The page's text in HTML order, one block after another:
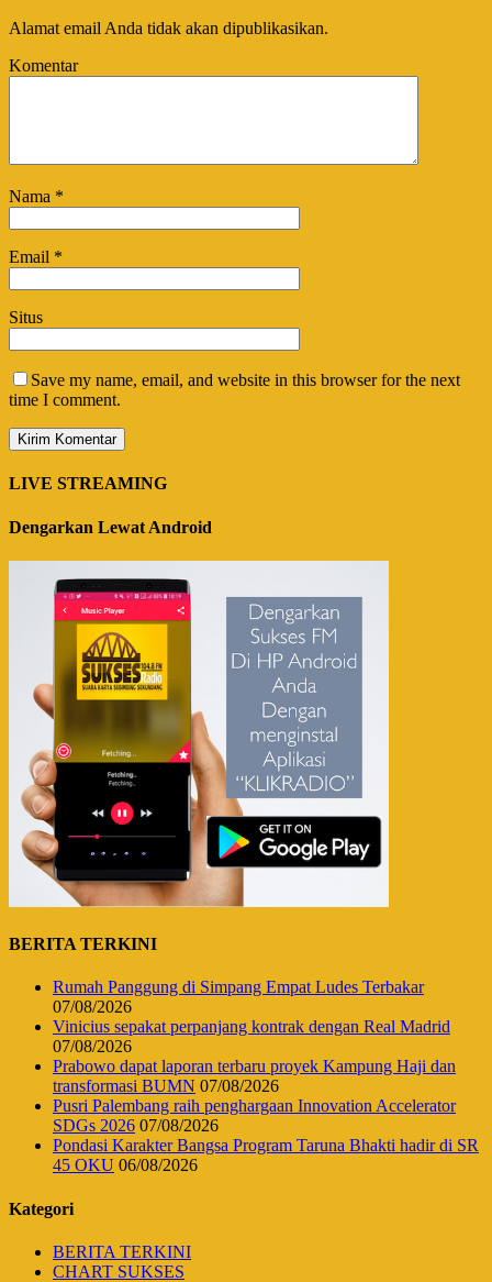
Alamat email Anda tidak akan dipublikasikan.
Komentar
Nama *
Email *
Situs
Save my name, email, and website in this browser for the next
time I comment.
LIVE STREAMING
Dengarkan Lewat Android
BERITA TERKINI
Rumah Panggung di Simpang Empat Ludes Terbakar
07/08/2026
Vinicius sepakat perpanjang kontrak dengan Real Madrid
07/08/2026
Prabowo dapat laporan terbaru proyek Kampung Haji dan
transformasi BUMN 07/08/2026
Pusri Palembang raih penghargaan Innovation Accelerator
SDGs 2026 07/08/2026
Pondasi Karakter Bangsa Program Taruna Bhakti hadir di SR
45 OKU 06/08/2026
Kategori
BERITA TERKINI
CHART SUKSES